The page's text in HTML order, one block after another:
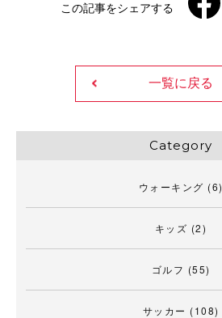
この記事をシェアする
一覧に戻る
Category
ウォーキング (6)
キッズ (2)
ゴルフ (55)
サッカー (108)